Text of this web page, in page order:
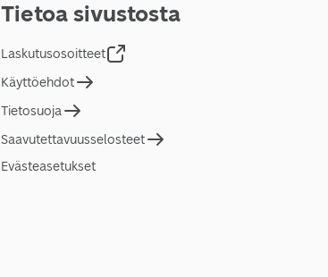
Tietoa sivustosta
Laskutusosoitteet
Käyttöehdot
Tietosuoja
Saavutettavuusselosteet
Evästeasetukset